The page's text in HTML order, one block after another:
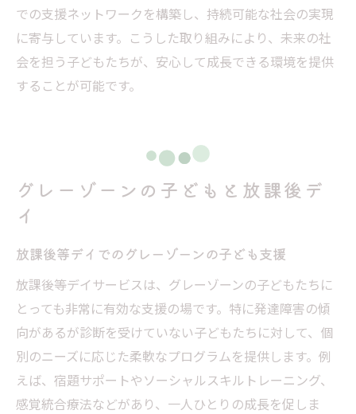
での支援ネットワークを構築し、持続可能な社会の実現
に寄与しています。こうした取り組みにより、未来の社
会を担う子どもたちが、安心して成長できる環境を提供
することが可能です。
グレーゾーンの子どもと放課後デ
イ
放課後等デイでのグレーゾーンの子ども支援
放課後等デイサービスは、グレーゾーンの子どもたちに
とっても非常に有効な支援の場です。特に発達障害の傾
向があるが診断を受けていない子どもたちに対して、個
別のニーズに応じた柔軟なプログラムを提供します。例
えば、宿題サポートやソーシャルスキルトレーニング、
感覚統合療法などがあり、一人ひとりの成長を促しま